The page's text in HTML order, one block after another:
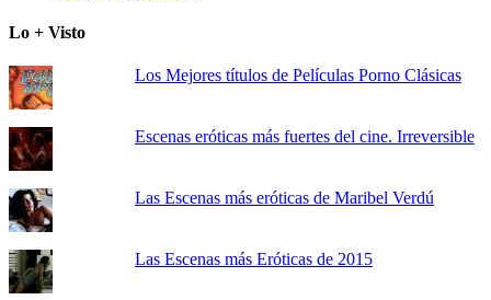
Lo + Visto
Los Mejores títulos de Películas Porno Clásicas
Escenas eróticas más fuertes del cine. Irreversible
Las Escenas más eróticas de Maribel Verdú
Las Escenas más Eróticas de 2015